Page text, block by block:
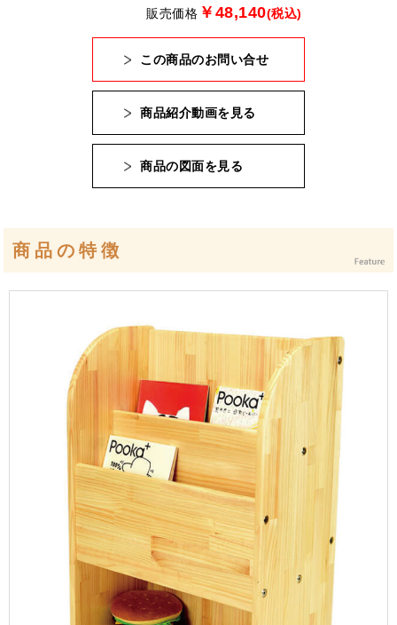
販売価格 ￥48,140(税込)
この商品のお問い合せ
商品紹介動画を見る
商品の図面を見る
商品の特徴